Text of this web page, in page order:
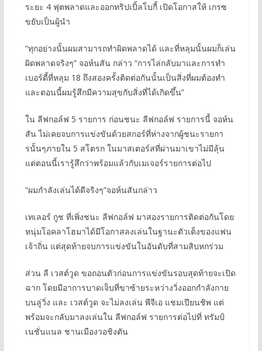
ระยะ 4 ฟุตพลาดและออกทริปเปิ้ลโบกี้ เปิดโอกาสให้ เกรซ
ขยับเป็นผู้นำ
“ทุกอย่างนั้นผมสามารถทำผิดพลาดได้ และที่หลุมนั้นผมก็เล่น
ผิดพลาดจริงๆ” จอห์นสัน กล่าว “การไล่กลับมาและการทำ
เบอร์ดี้ที่หลุม 18 ถึงสองครั้งติดต่อกันนั้นเป็นสิ่งที่ผมต้องทำ
และตอนนี้ผมรู้สึกมีความสุขกับสิ่งที่ได้เกิดขึ้น”
ใน ลีฟกอล์ฟ 5 รายการ ก่อนชนะ ลีฟกอล์ฟ รายการนี้ จอห์น
สัน ไม่เคยจบการแข่งขันด้วยสกอร์ที่ห่างจากผู้ชนะรายกา
รนั้นๆภายใน 5 สโตรก ในมาสเตอร์สที่ผ่านมาเขาไม่มีลุ้น
แต่ตอนนี้เรารู้สึกว่าพร้อมแล้วกับเมเจอร์รายการต่อไป
“ผมกำลังเล่นได้ดีจริงๆ”​จอห์นสันกล่าว
เทเลอร์ กูช ที่เพิ่งชนะ ลีฟกอล์ฟ มาสองรายการติดต่อกันโดย
หนุ่มโอคลาโฮมาได้มีโอกาสลงเล่นในฐานะตัวเต็งของแฟน
เจ้าถิ่น แต่สุดท้ายจบการแข่งขันในอันดับที่สามสิบหกร่วม
ส่วน ลี เวสต์วูด ขอถอนตัวก่อนการแข่งขันรอบสุดท้ายจะเปิด
ฉาก โดยมีอาการบาดเจ็บที่ขาซ้ายระหว่างวิ่งออกกำลังกาย
บนลู่วิ่ง และ เวสต์วูด จะไม่ลงเล่น พีจีเอ แชมเปียนชิพ แต่
พร้อมจะกลับมาลงเล่นใน ลีฟกอล์ฟ รายการต่อไปที่ ทรัมป์
เนชั่นแนล ชานเมืองวอชิงตัน